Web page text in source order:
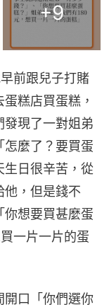
+9
前跟兒子打賭
糕店買蛋糕，
發現了一對姐弟
怎麼了？要買蛋
日很辛苦，從
他，但是錢不
你想要買甚麼蛋
一片一片的蛋
開口「你們選你